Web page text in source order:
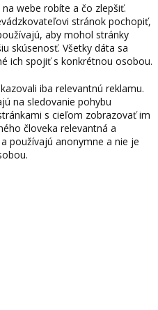
webe robíte a čo zlepšiť.
stránok pochopiť,
aby mohol stránky
skúsenosť. Všetky dáta sa
ich spojiť s konkrétnou osobou.
iba relevantnú reklamu.
na sledovanie pohybu
s cieľom zobrazovať im
človeka relevantná a
používajú anonymne a nie je